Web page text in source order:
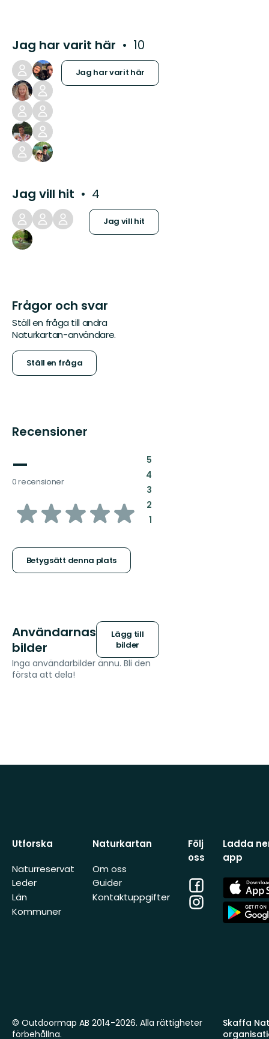
Jag har varit här 10
Jag har varit här
Jag vill hit 4
Jag vill hit
Frågor och svar
Ställ en fråga till andra
Naturkartan-användare.
Ställ en fråga
Recensioner
—
0 recensioner
av
stjärnor
Betygsätt denna plats
5:
4:
3:
2:
1:
Användarnas
bilder
Lägg till
bilder
Inga användarbilder ännu. Bli den
första att dela!
Utforska
Naturreservat
Leder
Län
Kommuner
Naturkartan
Om oss
Guider
Kontaktuppgifter
Följ
oss
Facebook
Instagram
Ladda
app
App
Store
App
Store
Skaffa
© Outdoormap AB 2014-2026. Alla rättigheter
förbehållna.